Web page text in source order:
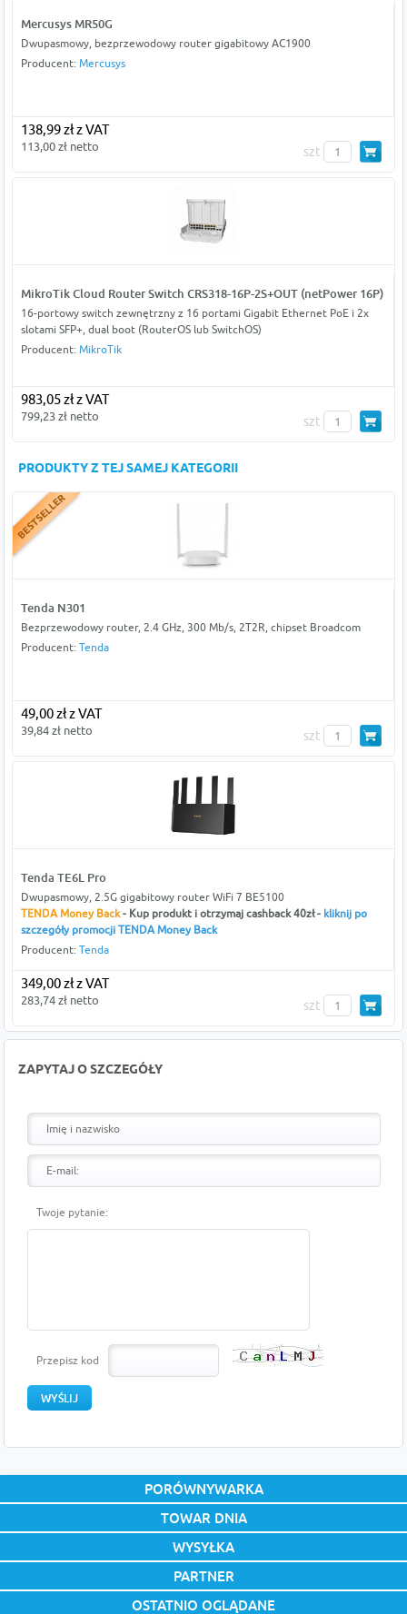
Mercusys MR50G
Dwupasmowy, bezprzewodowy router gigabitowy AC1900
Producent: Mercusys
138,99 zł z VAT
113,00 zł netto szt
MikroTik Cloud Router Switch CRS318-16P-2S+OUT (netPower 16P)
16-portowy switch zewnętrzny z 16 portami Gigabit Ethernet PoE i 2x
slotami SFP+, dual boot (RouterOS lub SwitchOS)
Producent: MikroTik
983,05 zł z VAT
799,23 zł netto szt
PRODUKTY Z TEJ SAMEJ KATEGORII
Tenda N301
Bezprzewodowy router, 2.4 GHz, 300 Mb/s, 2T2R, chipset Broadcom
Producent: Tenda
49,00 zł z VAT
39,84 zł netto szt
Tenda TE6L Pro
Dwupasmowy, 2.5G gigabitowy router WiFi 7 BE5100
TENDA Money Back- Kup produkt i otrzymaj cashback 40zł - kliknij po
szczegóły promocji TENDA Money Back
Producent: Tenda
349,00 zł z VAT
283,74 zł netto szt
ZAPYTAJ O SZCZEGÓŁY
Twoje pytanie:
Przepisz kod
PORÓWNYWARKA
TOWAR DNIA
WYSYŁKA
PARTNER
OSTATNIO OGLĄDANE